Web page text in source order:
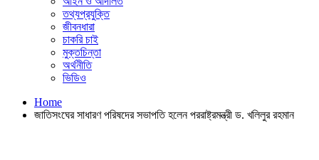
তথ্যপ্রযুক্তি
জীবনধারা
চাকরি চাই
মুক্তচিন্তা
অর্থনীতি
ভিডিও
Home
জাতিসংঘের সাধারণ পরিষদের সভাপতি হলেন পররাষ্ট্রমন্ত্রী ড. খলিলুর রহমান